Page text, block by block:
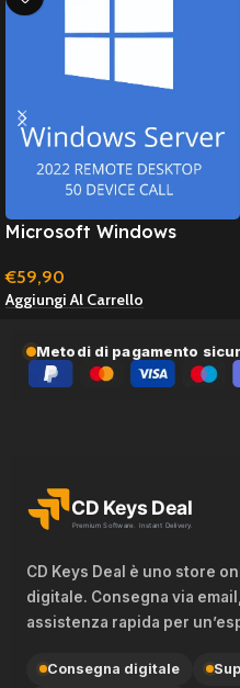
Microsoft Windows
– 50 dispositivi CAL
€59,90
Aggiungi Al Carrello
Metodi di pagamento
CD Keys Deal è uno store
digitale. Consegna via
assistenza rapida per
Consegna digitale